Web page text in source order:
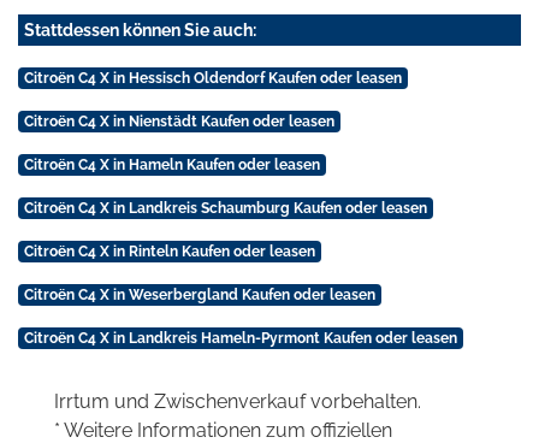
Stattdessen können Sie auch:
Citroën C4 X in Hessisch Oldendorf Kaufen oder leasen
Citroën C4 X in Nienstädt Kaufen oder leasen
Citroën C4 X in Hameln Kaufen oder leasen
Citroën C4 X in Landkreis Schaumburg Kaufen oder leasen
Citroën C4 X in Rinteln Kaufen oder leasen
Citroën C4 X in Weserbergland Kaufen oder leasen
Citroën C4 X in Landkreis Hameln-Pyrmont Kaufen oder leasen
Irrtum und Zwischenverkauf vorbehalten.
* Weitere Informationen zum offiziellen